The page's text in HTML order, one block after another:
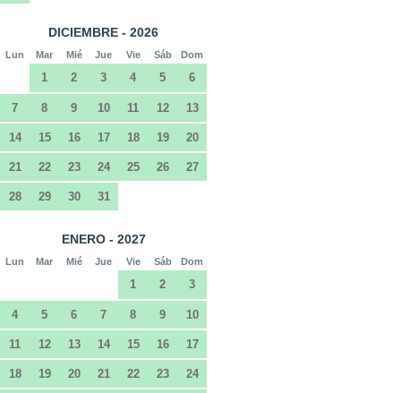
DICIEMBRE - 2026
Lun Mar Mié Jue Vie Sáb Dom
1 2 3 4 5 6
7 8 9 10 11 12 13
14 15 16 17 18 19 20
21 22 23 24 25 26 27
28 29 30 31
ENERO - 2027
Lun Mar Mié Jue Vie Sáb Dom
1 2 3
4 5 6 7 8 9 10
11 12 13 14 15 16 17
18 19 20 21 22 23 24